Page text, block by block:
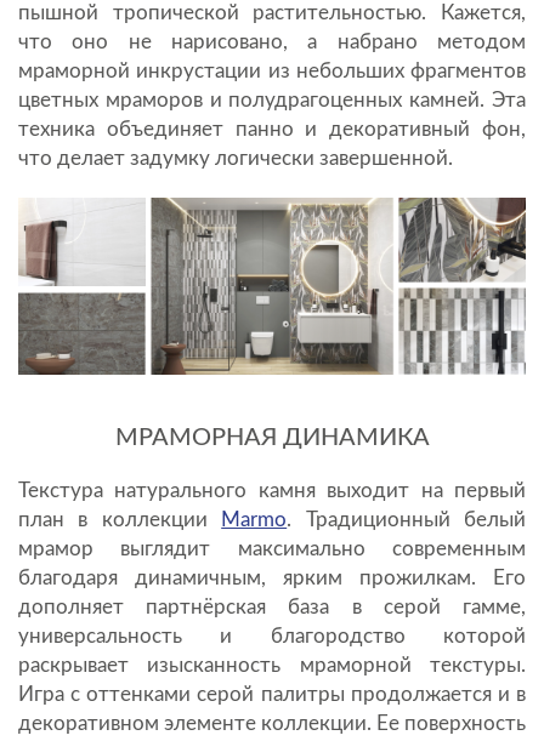
пышной тропической растительностью. Кажется,
что оно не нарисовано, а набрано методом
мраморной инкрустации из небольших фрагментов
цветных мраморов и полудрагоценных камней. Эта
техника объединяет панно и декоративный фон,
что делает задумку логически завершенной.
МРАМОРНАЯ ДИНАМИКА
Текстура натурального камня выходит на первый
план в коллекции
Marmo. Традиционный белый
мрамор выглядит максимально современным
благодаря динамичным, ярким прожилкам. Его
дополняет партнёрская база в серой гамме,
универсальность и благородство которой
раскрывает изысканность мраморной текстуры.
Игра с оттенками серой палитры продолжается и в
декоративном элементе коллекции. Ее поверхность